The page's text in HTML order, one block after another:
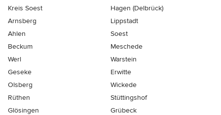
Kreis Soest
Hagen (Delbrück)
Arnsberg
Lippstadt
Ahlen
Soest
Beckum
Meschede
Werl
Warstein
Geseke
Erwitte
Olsberg
Wickede
Rüthen
Stüttingshof
Glösingen
Grübeck